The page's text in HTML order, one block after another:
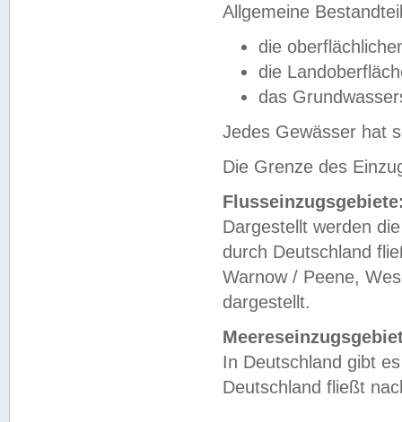
Allgemeine
die
die
das
Jedes Gewässer hat
Die Grenze des
Dargestellt werden
durch Deutschland
Warnow / Peene,
dargestellt.
In Deutschland gibt
Deutschland fließt